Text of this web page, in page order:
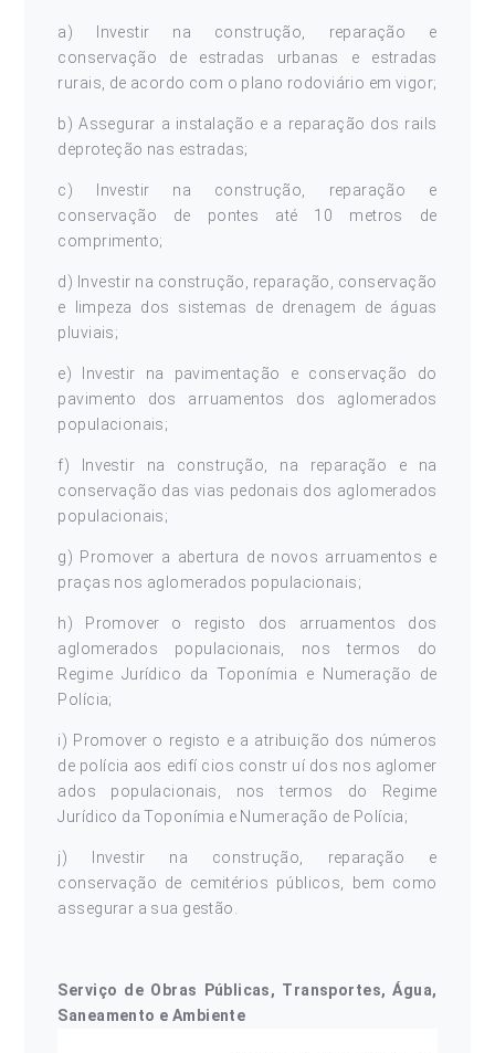
a) Investir na construção, reparação e
conservação de estradas urbanas e estradas
rurais, de acordo com o plano rodoviário em vigor;
b) Assegurar a instalação e a reparação dos rails
deproteção nas estradas;
c) Investir na construção, reparação e
conservação de pontes até 10 metros de
comprimento;
d) Investir na construção, reparação, conservação
e limpeza dos sistemas de drenagem de águas
pluviais;
e) Investir na pavimentação e conservação do
pavimento dos arruamentos dos aglomerados
populacionais;
f) Investir na construção, na reparação e na
conservação das vias pedonais dos aglomerados
populacionais;
g) Promover a abertura de novos arruamentos e
praças nos aglomerados populacionais;
h) Promover o registo dos arruamentos dos
aglomerados populacionais, nos termos do
Regime Jurídico da Toponímia e Numeração de
Polícia;
i) Promover o registo e a atribuição dos números
de polícia aos edifí cios constr uí dos nos aglomer
ados populacionais, nos termos do Regime
Jurídico da Toponímia e Numeração de Polícia;
j) Investir na construção, reparação e
conservação de cemitérios públicos, bem como
assegurar a sua gestão.
Serviço de Obras Públicas, Transportes, Água,
Saneamento e Ambiente